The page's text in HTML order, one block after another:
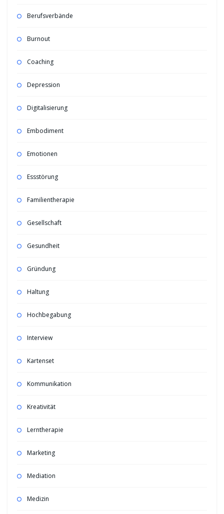
Berufsverbände
Burnout
Coaching
Depression
Digitalisierung
Embodiment
Emotionen
Essstörung
Familientherapie
Gesellschaft
Gesundheit
Gründung
Haltung
Hochbegabung
Interview
Kartenset
Kommunikation
Kreativität
Lerntherapie
Marketing
Mediation
Medizin